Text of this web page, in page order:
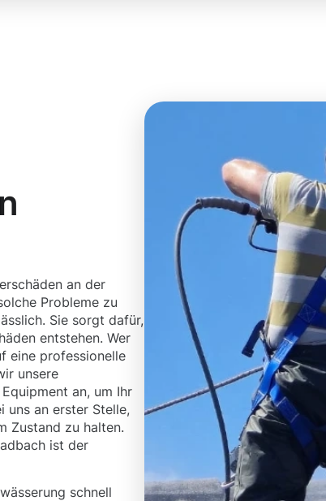
an der
Probleme zu
Sie sorgt dafür,
entstehen. Wer
eine professionelle
unsere
an, um Ihr
uns an erster Stelle,
Zustand zu halten.
ist der
schnell